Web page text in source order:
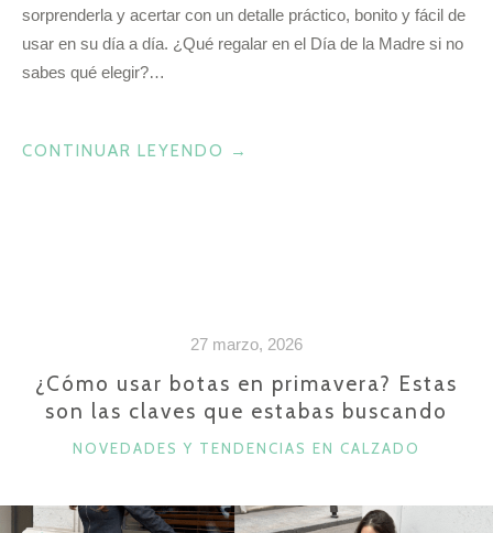
sorprenderla y acertar con un detalle práctico, bonito y fácil de
usar en su día a día. ¿Qué regalar en el Día de la Madre si no
sabes qué elegir?…
CONTINUAR LEYENDO
«IDEAS
LA
MADRE:
ZAPATOS,
MÁS»
→
27 marzo, 2026
¿Cómo usar botas en primavera? Estas
son las claves que estabas buscando
CATEGORÍAS
NOVEDADES Y TENDENCIAS EN CALZADO